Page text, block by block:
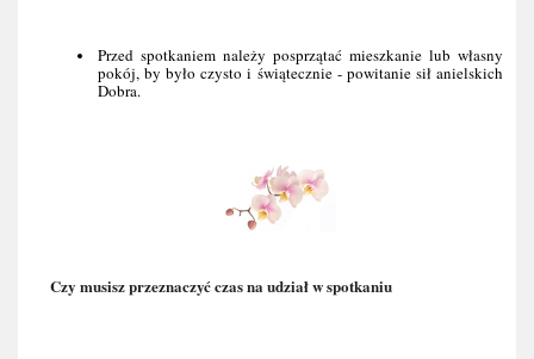
Przed spotkaniem należy posprzątać mieszkanie lub własny
pokój, by było czysto i świątecznie - powitanie sił anielskich
Dobra.
Czy musisz przeznaczyć czas na udział w spotkaniu